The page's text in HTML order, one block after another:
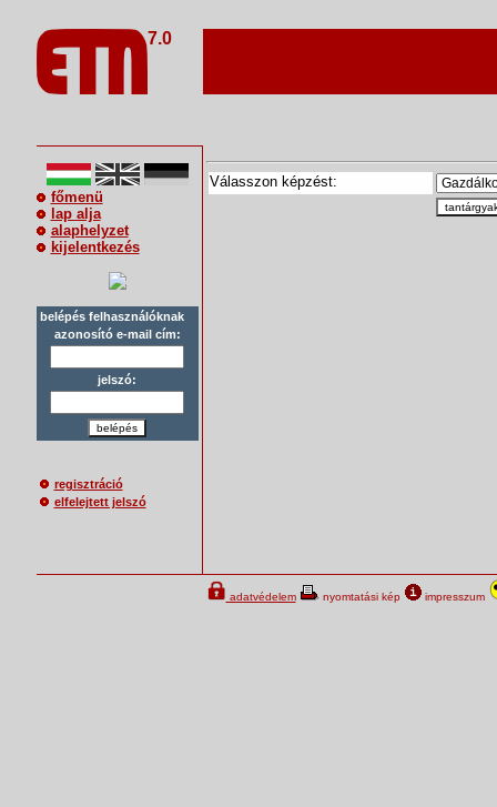
7.0
főmenü
lap alja
alaphelyzet
kijelentkezés
belépés felhasználóknak
azonosító e-mail cím:
jelszó:
belépés
regisztráció
elfelejtett jelszó
Válasszon képzést:
adatvédelem nyomtatási kép impresszum